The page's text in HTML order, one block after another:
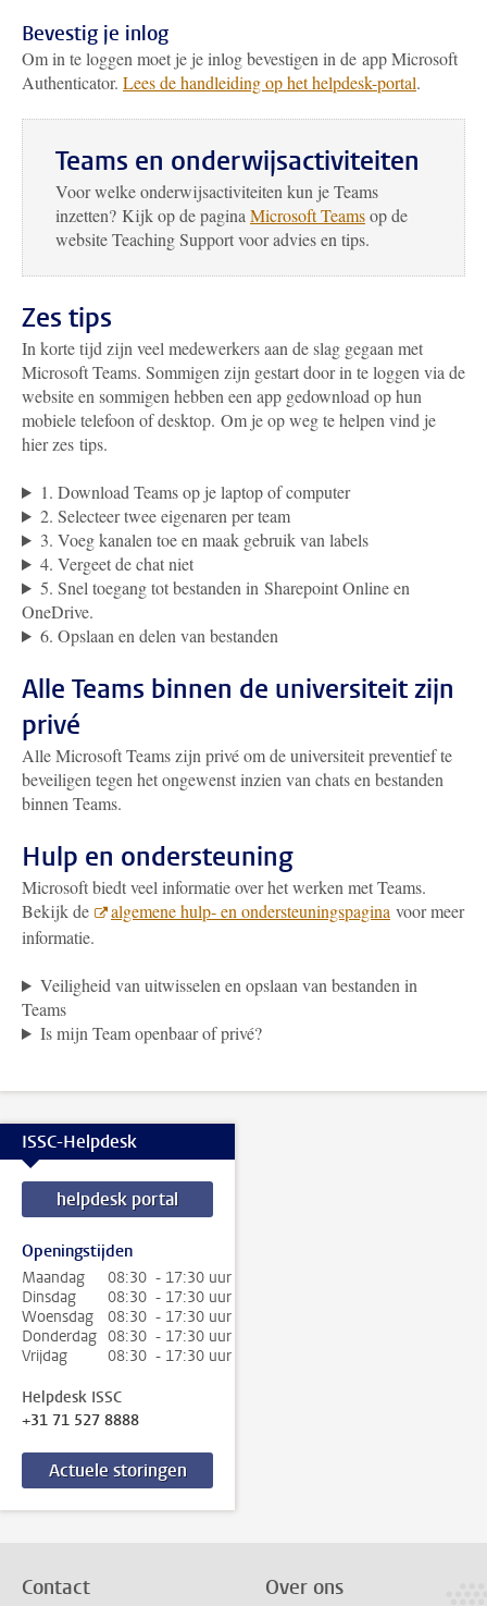
Bevestig je inlog
Om in te loggen moet je je inlog bevestigen in de app Microsoft
Authenticator. Lees de handleiding op het helpdesk-portal.
Teams en onderwijsactiviteiten
Voor welke onderwijsactiviteiten kun je Teams
inzetten? Kijk op de pagina Microsoft Teamsop de
website Teaching Support voor advies en tips.
Zes tips
In korte tijd zijn veel medewerkers aan de slag gegaan met
Microsoft Teams. Sommigen zijn gestart door in te loggen via de
website en sommigen hebben een app gedownload op hun
mobiele telefoon of desktop. Om je op weg te helpen vind je
hier zes tips.
1. Download Teams op je laptop of computer
2. Selecteer twee eigenaren per team
3. Voeg kanalen toe en maak gebruik van labels
4. Vergeet de chat niet
5. Snel toegang tot bestanden in Sharepoint Online en
OneDrive.
6. Opslaan en delen van bestanden
Alle Teams binnen de universiteit zijn
privé
Alle Microsoft Teams zijn privé om de universiteit preventief te
beveiligen tegen het ongewenst inzien van chats en bestanden
binnen Teams.
Hulp en ondersteuning
Microsoft biedt veel informatie over het werken met Teams.
Bekijk de
algemene hulp- en ondersteuningspagina voor meer
informatie.
Veiligheid van uitwisselen en opslaan van bestanden in
Teams
Is mijn Team openbaar of privé?
ISSC-Helpdesk
helpdesk portal
Openingstijden
Maandag
08:30 - 17:30 uur
Dinsdag
08:30 - 17:30 uur
Woensdag
08:30 - 17:30 uur
Donderdag 08:30 - 17:30 uur
Vrijdag
08:30 - 17:30 uur
Helpdesk ISSC
+31 71 527 8888
Actuele storingen
Contact Over ons